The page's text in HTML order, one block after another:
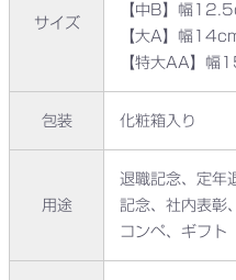
サイズ
【中B】幅
【大A】幅
【特大AA】
包装 化粧箱入り
用途
退職記念、定年
記念、社内表彰
コンペ、ギフト